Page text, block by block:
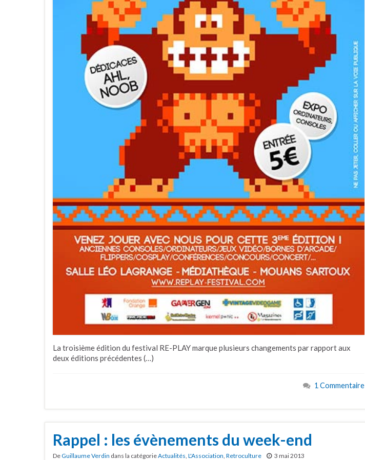
La troisième édition du festival RE-PLAY marque plusieurs changements par rapport aux
deux éditions précédentes (…)
1 Commentaire
Rappel : les évènements du week-end
DeGuillaume Verdin dans la catégorieActualités L'Association Retroculture 3 mai 2013